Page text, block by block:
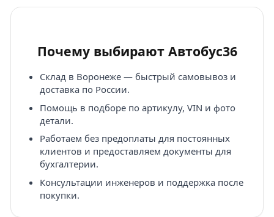
Почему выбирают Автобус36
Склад в Воронеже — быстрый самовывоз и
доставка по России.
Помощь в подборе по артикулу, VIN и фото
детали.
Работаем без предоплаты для постоянных
клиентов и предоставляем документы для
бухгалтерии.
Консультации инженеров и поддержка после
покупки.